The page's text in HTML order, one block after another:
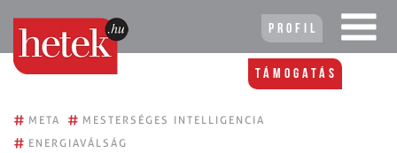
Profil
Támogatás
# META # MESTERSÉGES INTELLIGENCIA
# ENERGIAVÁLSÁG